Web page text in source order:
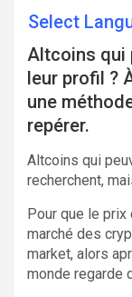
Select
Altcoins qui
leur profil ?
une
repérer.
Altcoins qui
recherchent,
Pour que le
marché des
market, alors
monde regarde